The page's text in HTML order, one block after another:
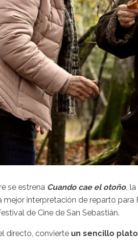
se estrena Cuando cae el otoño, la
mejor interpretación de reparto
de Cine de San Sebastián.
directo, convierte un sencillo